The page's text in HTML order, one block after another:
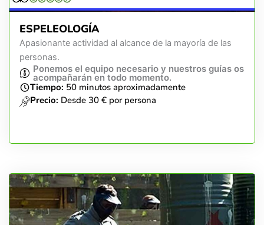
ESPELEOLOGÍA
Apasionante actividad al alcance de la mayoría de las
personas.
Ponemos el equipo necesario y nuestros guías os
acompañarán en todo momento.
Tiempo: 50 minutos aproximadamente
Precio: Desde 30 € por persona